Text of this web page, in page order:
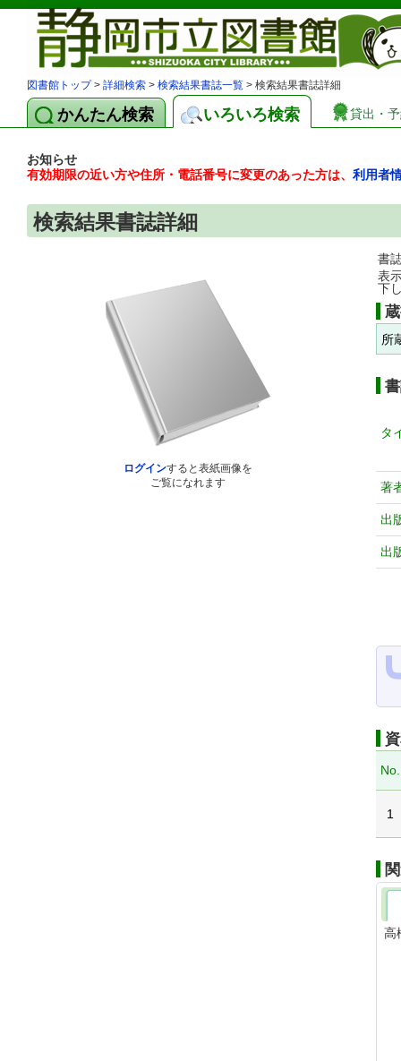
図書館トップ> 詳細検索 > 検索結果書誌一覧 > 検索結果書誌詳細
かんたん検索 いろいろ検索 貸出・
お知らせ
有効期限の近い方や住所・電話番号に変更のあった方は、 利用者
検索結果書誌詳細
ログインすると表紙画像を
ご覧になれます
書
表
下
所
タ
著
出
出
No.
1
高